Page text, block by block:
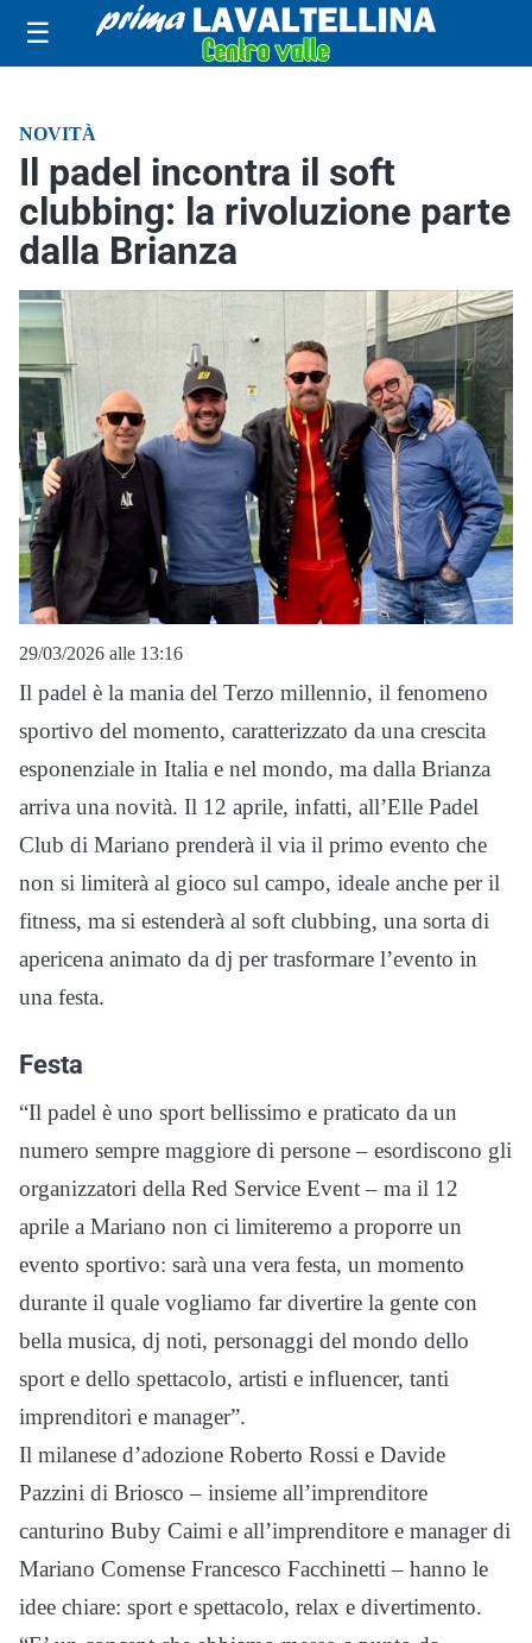
☰
NOVITÀ
Il padel incontra il soft
clubbing: la rivoluzione parte
dalla Brianza
29/03/2026 alle 13:16
Il padel è la mania del Terzo millennio, il fenomeno
sportivo del momento, caratterizzato da una crescita
esponenziale in Italia e nel mondo, ma dalla Brianza
arriva una novità. Il 12 aprile, infatti, all’Elle Padel
Club di Mariano prenderà il via il primo evento che
non si limiterà al gioco sul campo, ideale anche per il
fitness, ma si estenderà al soft clubbing, una sorta di
apericena animato da dj per trasformare l’evento in
una festa.
Festa
“Il padel è uno sport bellissimo e praticato da un
numero sempre maggiore di persone – esordiscono gli
organizzatori della Red Service Event – ma il 12
aprile a Mariano non ci limiteremo a proporre un
evento sportivo: sarà una vera festa, un momento
durante il quale vogliamo far divertire la gente con
bella musica, dj noti, personaggi del mondo dello
sport e dello spettacolo, artisti e influencer, tanti
imprenditori e manager”.
Il milanese d’adozione Roberto Rossi e Davide
Pazzini di Briosco – insieme all’imprenditore
canturino Buby Caimi e all’imprenditore e manager di
Mariano Comense Francesco Facchinetti – hanno le
idee chiare: sport e spettacolo, relax e divertimento.